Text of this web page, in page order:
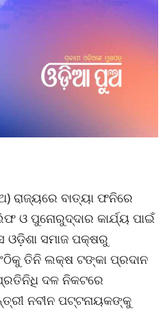
ବାତ୍ୟା ଫନିରେ
ପୁନୋରୁଦ୍ଦାର କାର୍ଯ୍ୟ ପାଇଁ
ସମାଜ ପକ୍ଷରୁ
ତିନି ଲକ୍ଷ ଟଙ୍କା ପ୍ରଦାନ
ଦଳ ନିକଟରେ
ନବୀନ ପଟ୍ଟନାୟକଙ୍କୁ